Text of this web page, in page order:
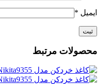
ایمیل *
محصولات مرتبط